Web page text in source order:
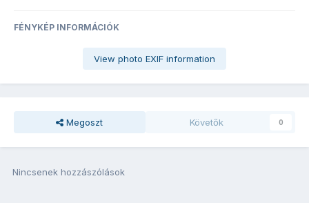
FÉNYKÉP INFORMÁCIÓK
View photo EXIF information
Megoszt Követők 0
Nincsenek hozzászólások